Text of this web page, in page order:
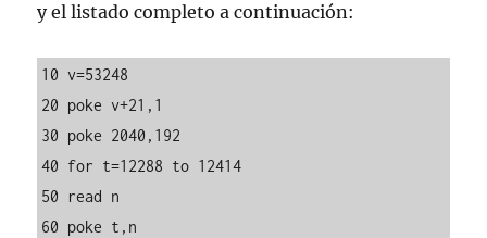
y el listado completo a continuación:
10 v=53248
20 poke v+21,1
30 poke 2040,192
40 for t=12288 to 12414
50 read n
60 poke t,n